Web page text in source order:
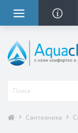
Сантехника